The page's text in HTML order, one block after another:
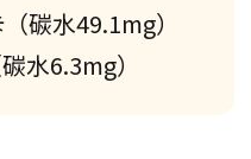
碳水49.1mg）
水6.3mg）